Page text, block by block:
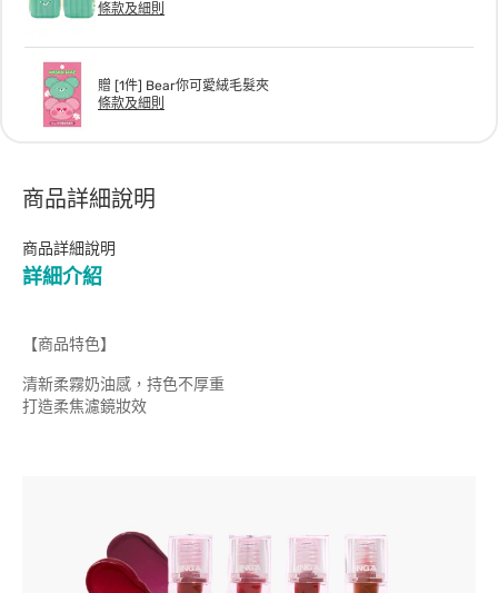
條款及細則
贈 [1件] Bear你可愛絨毛髮夾
條款及細則
商品詳細說明
商品詳細說明
詳細介紹
【商品特色】
清新柔霧奶油感，持色不厚重
打造柔焦濾鏡妝效